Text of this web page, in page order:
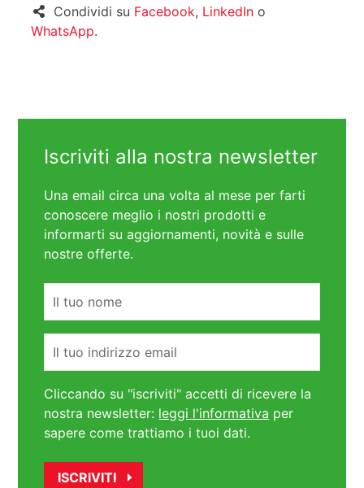
Condividi su Facebook, LinkedIn o
WhatsApp.
Iscriviti alla nostra newsletter
Una email circa una volta al mese per farti
conoscere meglio i nostri prodotti e
informarti su aggiornamenti, novità e sulle
nostre offerte.
Cliccando su "iscriviti" accetti di ricevere la
nostra newsletter: leggi l'informativa per
sapere come trattiamo i tuoi dati.